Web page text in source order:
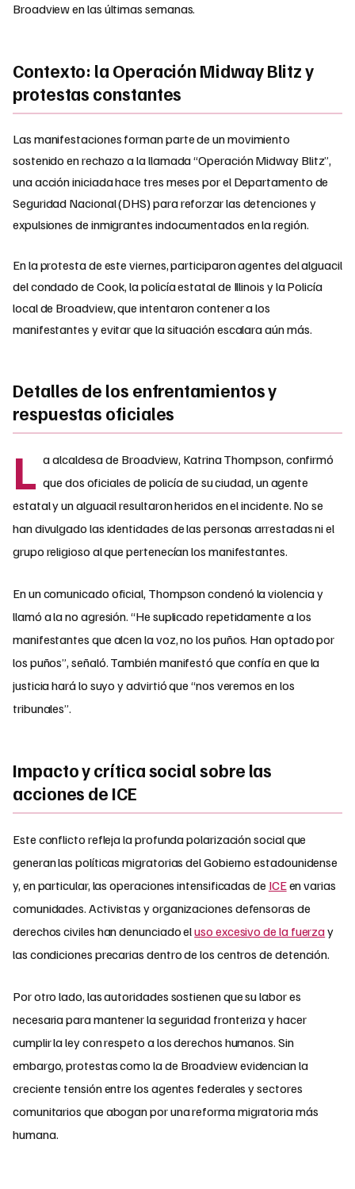
Broadview en las últimas semanas.
Contexto: la Operación Midway Blitz y
protestas constantes
Las manifestaciones forman parte de un movimiento
sostenido en rechazo a la llamada “Operación Midway Blitz”,
una acción iniciada hace tres meses por el Departamento de
Seguridad Nacional (DHS) para reforzar las detenciones y
expulsiones de inmigrantes indocumentados en la región.
En la protesta de este viernes, participaron agentes del alguacil
del condado de Cook, la policía estatal de Illinois y la Policía
local de Broadview, que intentaron contener a los
manifestantes y evitar que la situación escalara aún más.
Detalles de los enfrentamientos y
respuestas oficiales
L a alcaldesa de Broadview, Katrina Thompson, confirmó
que dos oficiales de policía de su ciudad, un agente
estatal y un alguacil resultaron heridos en el incidente. No se
han divulgado las identidades de las personas arrestadas ni el
grupo religioso al que pertenecían los manifestantes.
En un comunicado oficial, Thompson condenó la violencia y
llamó a la no agresión. “He suplicado repetidamente a los
manifestantes que alcen la voz, no los puños. Han optado por
los puños”, señaló. También manifestó que confía en que la
justicia hará lo suyo y advirtió que “nos veremos en los
tribunales”.
Impacto y crítica social sobre las
acciones de ICE
Este conflicto refleja la profunda polarización social que
generan las políticas migratorias del Gobierno estadounidense
y, en particular, las operaciones intensificadas de ICEen varias
comunidades. Activistas y organizaciones defensoras de
derechos civiles han denunciado eluso excesivo de la fuerzay
las condiciones precarias dentro de los centros de detención.
Por otro lado, las autoridades sostienen que su labor es
necesaria para mantener la seguridad fronteriza y hacer
cumplir la ley con respeto a los derechos humanos. Sin
embargo, protestas como la de Broadview evidencian la
creciente tensión entre los agentes federales y sectores
comunitarios que abogan por una reforma migratoria más
humana.